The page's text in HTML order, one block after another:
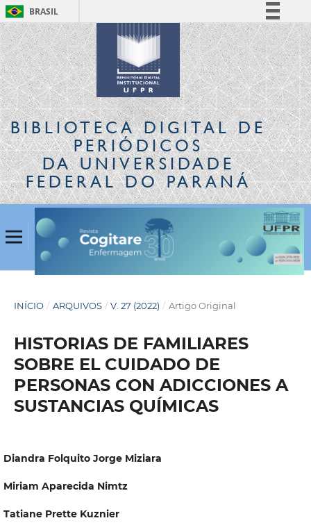
BRASIL
Simplifique!
Comunica BR
Participe
Acesso à informação
Legislação
Canais
BIBLIOTECA DIGITALDE
PERIÓDICOS
DA UNIVERSIDADE
FEDERAL DO PARANÁ
INÍCIO / ARQUIVOS / V. 27 (2022) / Artigo Original
HISTORIAS DE FAMILIARES
SOBRE EL CUIDADO DE
PERSONAS CON ADICCIONES A
SUSTANCIAS QUÍMICAS
Diandra Folquito Jorge Miziara
Miriam Aparecida Nimtz
Tatiane Prette Kuznier